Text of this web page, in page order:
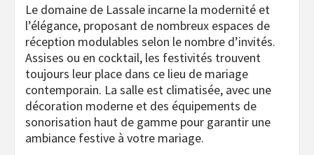
Le domaine de Lassale incarne la modernité et
l’élégance, proposant de nombreux espaces de
réception modulables selon le nombre d’invités.
Assises ou en cocktail, les festivités trouvent
toujours leur place dans ce lieu de mariage
contemporain. La salle est climatisée, avec une
décoration moderne et des équipements de
sonorisation haut de gamme pour garantir une
ambiance festive à votre mariage.